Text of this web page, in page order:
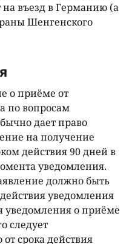
на въезд в Германию (а
Шенгенского
о приёме от
по вопросам
дает право
на получение
действия 90 дней в
уведомления.
должно быть
уведомления
уведомления о приёме
следует
срока действия